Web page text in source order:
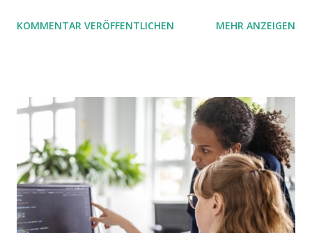
möchte. Darin habe ich zwei gute Begründungen gefunden,
KOMMENTAR VERÖFFENTLICHEN MEHR ANZEIGEN